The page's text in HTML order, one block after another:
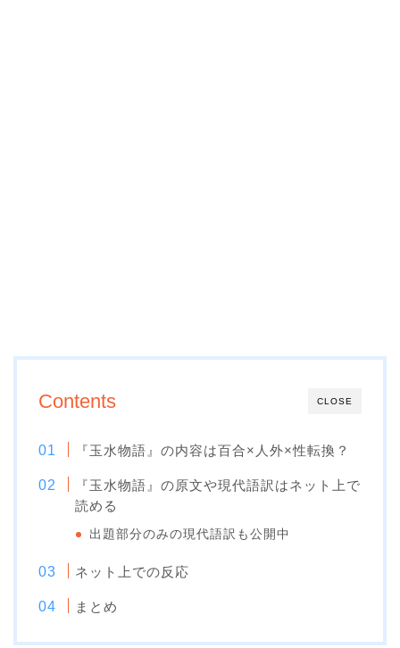
CLOSE
Contents
『玉水物語』の内容は百合×人外×性転換？
『玉水物語』の原文や現代語訳はネット上で
読める
出題部分のみの現代語訳も公開中
ネット上での反応
まとめ